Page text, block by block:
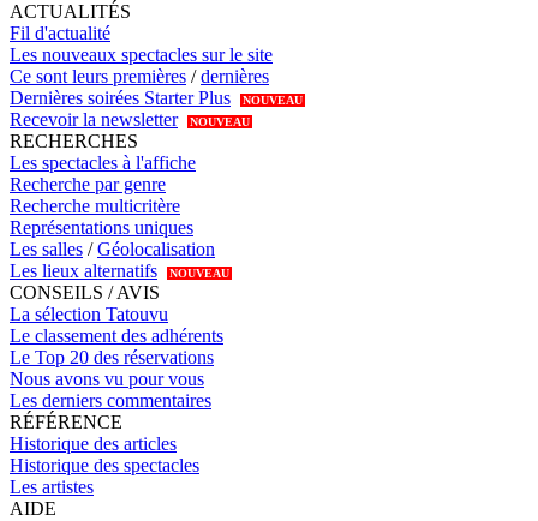
ACTUALITÉS
Fil d'actualité
Les nouveaux spectacles sur le site
Ce sont leurs premières /dernières
Dernières soirées Starter Plus
NOUVEAU
Recevoir la newsletter NOUVEAU
RECHERCHES
Les spectacles à l'affiche
Recherche par genre
Recherche multicritère
Représentations uniques
Les salles /Géolocalisation
Les lieux alternatifs
NOUVEAU
CONSEILS / AVIS
La sélection Tatouvu
Le classement des adhérents
Le Top 20 des réservations
Nous avons vu pour vous
Les derniers commentaires
RÉFÉRENCE
Historique des articles
Historique des spectacles
Les artistes
AIDE